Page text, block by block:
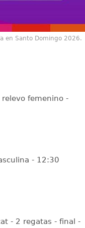
en Santo Domingo 2026.
relevo femenino -
- 12:30
- 2 regatas - final -